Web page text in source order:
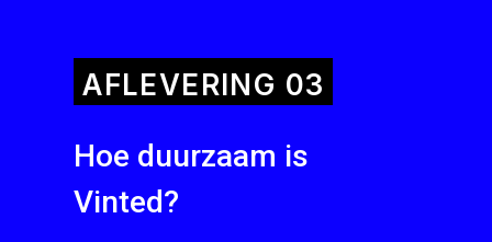
AFLEVERING 03
Hoe duurzaam is
Vinted?